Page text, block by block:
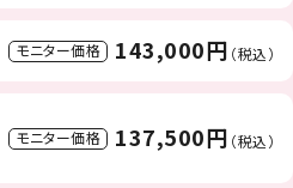
モニター価格 143,000円 （税込）
モニター価格 137,500円 （税込）